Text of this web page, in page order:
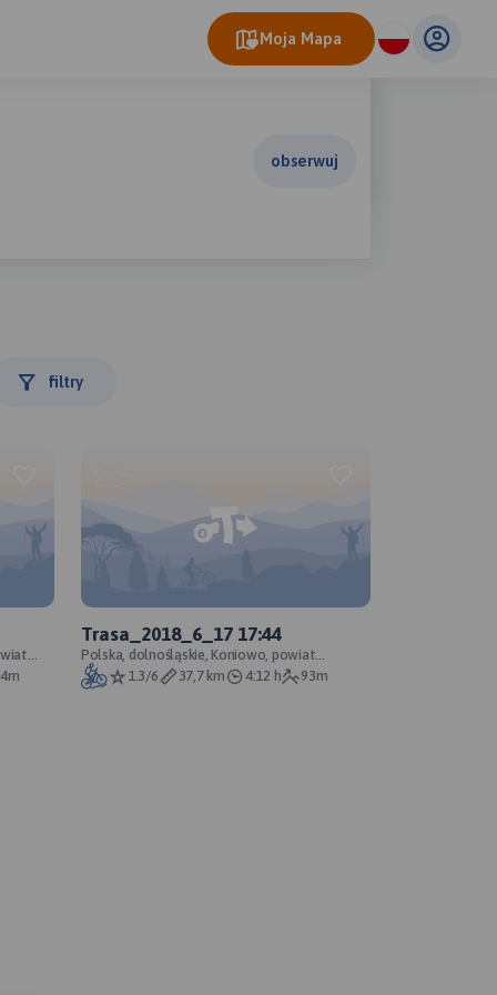
Moja Mapa
obserwuj
filtry
Trasa_2018_6_17 17:44
Polska, dolnośląskie, Koniowo, powiat
trzebnicki, Park Krajobrazowy Dolina Baryczy
1.3/6 37,7 km 4:12 h 93m